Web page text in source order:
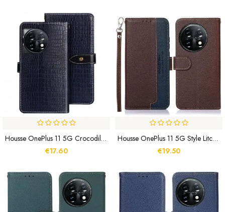
Housse OnePlus 11 5G Crocodile IDEWEI
€17.60
Housse OnePlus 11 5G Style Litchi RFID KHAZNEH
€19.50